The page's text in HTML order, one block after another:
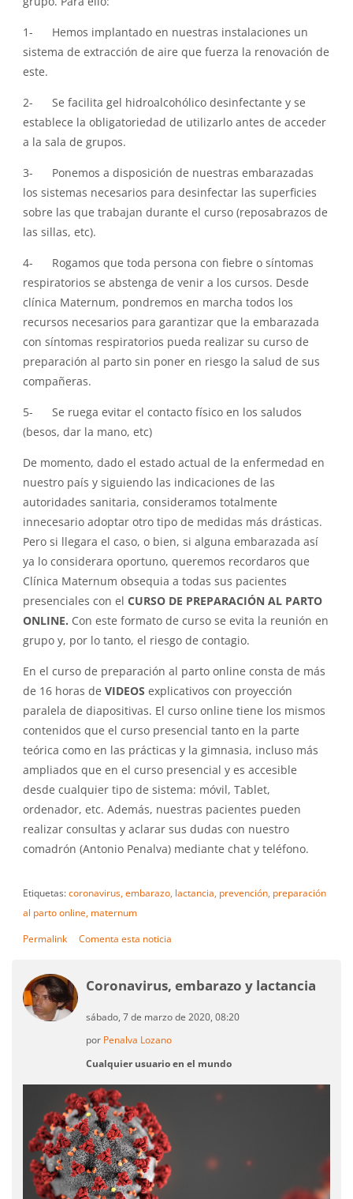
1- Hemos implantado en nuestras instalaciones un
sistema de extracción de aire que fuerza la renovación de
este.
2- Se facilita gel hidroalcohólico desinfectante y se
establece la obligatoriedad de utilizarlo antes de acceder
a la sala de grupos.
3- Ponemos a disposición de nuestras embarazadas
los sistemas necesarios para desinfectar las superficies
sobre las que trabajan durante el curso (reposabrazos de
las sillas, etc).
4- Rogamos que toda persona con fiebre o síntomas
respiratorios se abstenga de venir a los cursos. Desde
clínica Maternum, pondremos en marcha todos los
recursos necesarios para garantizar que la embarazada
con síntomas respiratorios pueda realizar su curso de
preparación al parto sin poner en riesgo la salud de sus
compañeras.
5- Se ruega evitar el contacto físico en los saludos
(besos, dar la mano, etc)
De momento, dado el estado actual de la enfermedad en
nuestro país y siguiendo las indicaciones de las
autoridades sanitaria, consideramos totalmente
innecesario adoptar otro tipo de medidas más drásticas.
Pero si llegara el caso, o bien, si alguna embarazada así
ya lo considerara oportuno, queremos recordaros que
Clínica Maternum obsequia a todas sus pacientes
presenciales con el CURSO DE PREPARACIÓN AL PARTO
ONLINE. Con este formato de curso se evita la reunión en
grupo y, por lo tanto, el riesgo de contagio.
En el curso de preparación al parto online consta de más
de 16 horas de VIDEOS explicativos con proyección
paralela de diapositivas. El curso online tiene los mismos
contenidos que el curso presencial tanto en la parte
teórica como en las prácticas y la gimnasia, incluso más
ampliados que en el curso presencial y es accesible
desde cualquier tipo de sistema: móvil, Tablet,
ordenador, etc. Además, nuestras pacientes pueden
realizar consultas y aclarar sus dudas con nuestro
comadrón (Antonio Penalva) mediante chat y teléfono.
Etiquetas:coronavirus, embarazo, lactancia, prevención, preparación
al parto online, maternum
Permalink Comenta esta noticia
Coronavirus, embarazo y lactancia
sábado, 7 de marzo de 2020, 08:20
por Penalva Lozano
Cualquier usuario en el mundo